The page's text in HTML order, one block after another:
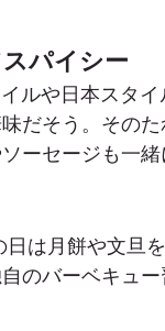
パイシー
ルや日本スタ
だそう。その
ーセージも一緒
は月餅や文旦
のバーベキュー